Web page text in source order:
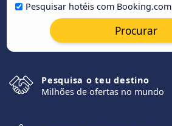
Pesquisar hotéis com Booking.com
Procurar
Pesquisa o teu destino
Milhões de ofertas no mundo